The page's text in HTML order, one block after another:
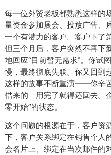
每一位外贸老板都熟悉这样的
量资金参加展会、投放广告
一个有潜力的客户。客户下了
但三个月后，客户突然不再下
地回应“目前暂无需求”。你试
慢，最终彻底失联。你又回到
这样的故事不断重演——你辛
借来的，用完了就得还回去。
零开始”的状态。
这个问题的根源在于，客户资
下，客户关系绑定在销售个人
会名片上、绑定在当次邮件的